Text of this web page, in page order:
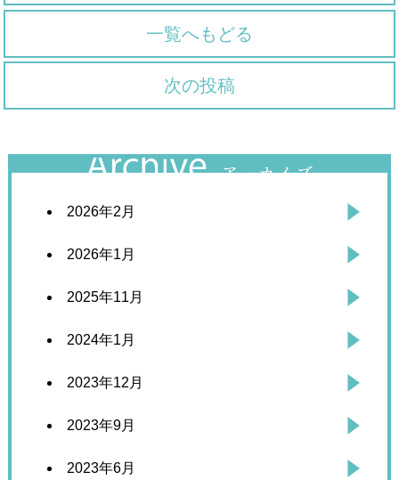
一覧へもどる
次の投稿
2026年2月
2026年1月
2025年11月
2024年1月
2023年12月
2023年9月
2023年6月